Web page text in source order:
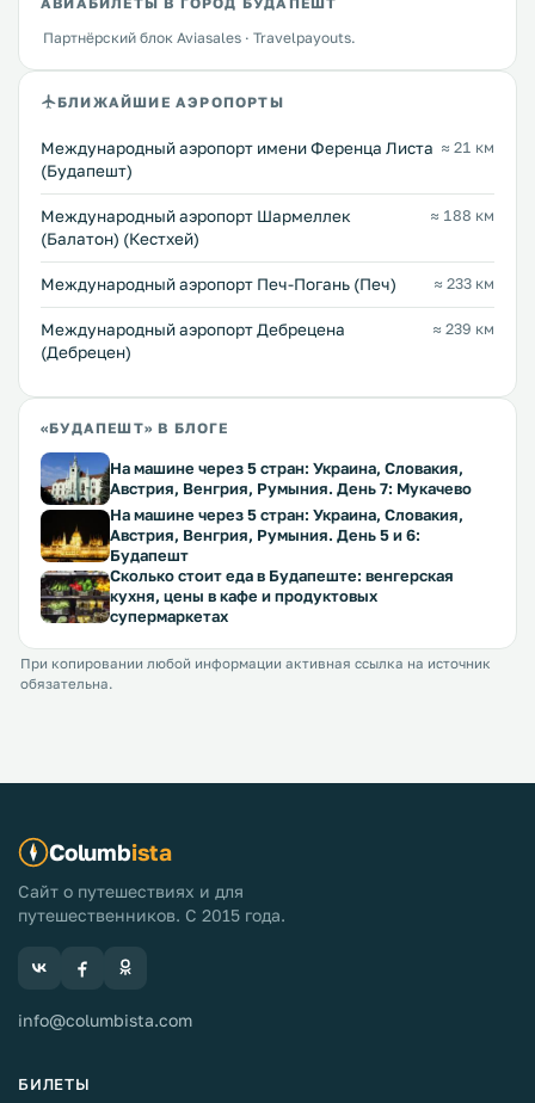
Партнёрский блок Aviasales · Travelpayouts.
БЛИЖАЙШИЕ АЭРОПОРТЫ
Международный аэропорт имени Ференца Листа
(Будапешт)
≈ 21 км
Международный аэропорт Шармеллек
(Балатон) (Кестхей)
≈ 188 км
Международный аэропорт Печ-Погань (Печ) ≈ 233 км
Международный аэропорт Дебрецена
(Дебрецен)
≈ 239 км
«БУДАПЕШТ» В БЛОГЕ
На машине через 5 стран: Украина, Словакия,
Австрия, Венгрия, Румыния. День 7: Мукачево
На машине через 5 стран: Украина, Словакия,
Австрия, Венгрия, Румыния. День 5 и 6:
Будапешт
Сколько стоит еда в Будапеште: венгерская
кухня, цены в кафе и продуктовых
супермаркетах
При копировании любой информации активная ссылка на источник
обязательна.
Columbista
Сайт о путешествиях и для
путешественников. С 2015 года.
info@columbista.com
БИЛЕТЫ